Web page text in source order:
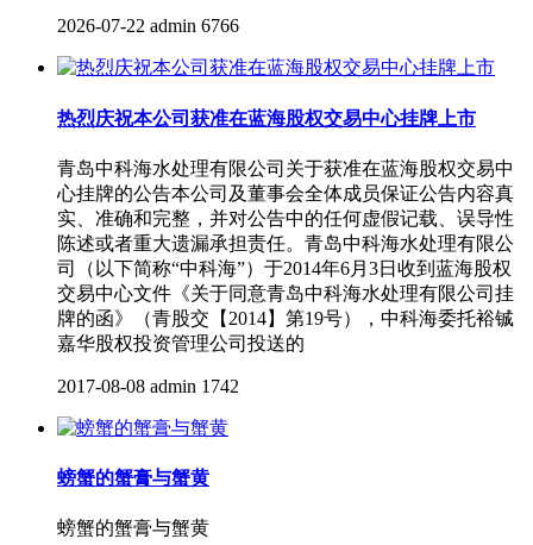
2026-07-22 admin 6766
热烈庆祝本公司获准在蓝海股权交易中心挂牌上市
青岛中科海水处理有限公司关于获准在蓝海股权交易中
心挂牌的公告本公司及董事会全体成员保证公告内容真
实、准确和完整，并对公告中的任何虚假记载、误导性
陈述或者重大遗漏承担责任。青岛中科海水处理有限公
司（以下简称“中科海”）于2014年6月3日收到蓝海股权
交易中心文件《关于同意青岛中科海水处理有限公司挂
牌的函》（青股交【2014】第19号），中科海委托裕铖
嘉华股权投资管理公司投送的
2017-08-08 admin 1742
螃蟹的蟹膏与蟹黄
螃蟹的蟹膏与蟹黄